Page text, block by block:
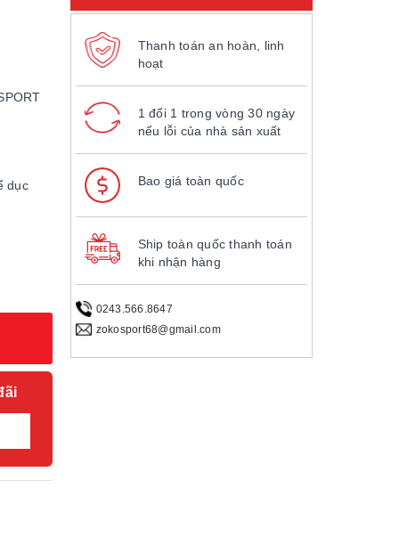
dục
Thanh toán an hoàn, linh
hoạt
1 đổi 1 trong vòng 30 ngày
nếu lỗi của nhà sản xuất
Bao giá toàn quốc
Ship toàn quốc thanh toán
khi nhận hàng
0243.566.8647
zokosport68@gmail.com